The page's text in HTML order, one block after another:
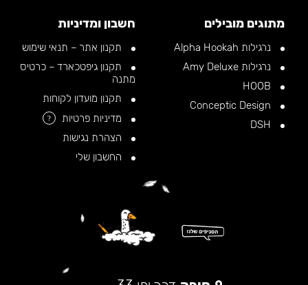
מתוגים מובילים
נרגילות Alpha Hookah
נרגילות Amy Deluxe
חשבון ומדיניות
תקנון אתר – תנאי שימוש
תקנון גיפטכארד – כרטיס
מתנה
תקנון מועדון לקוחות
מדיניות פרטיות
?
הצהרת נגישות
החשבון שלי